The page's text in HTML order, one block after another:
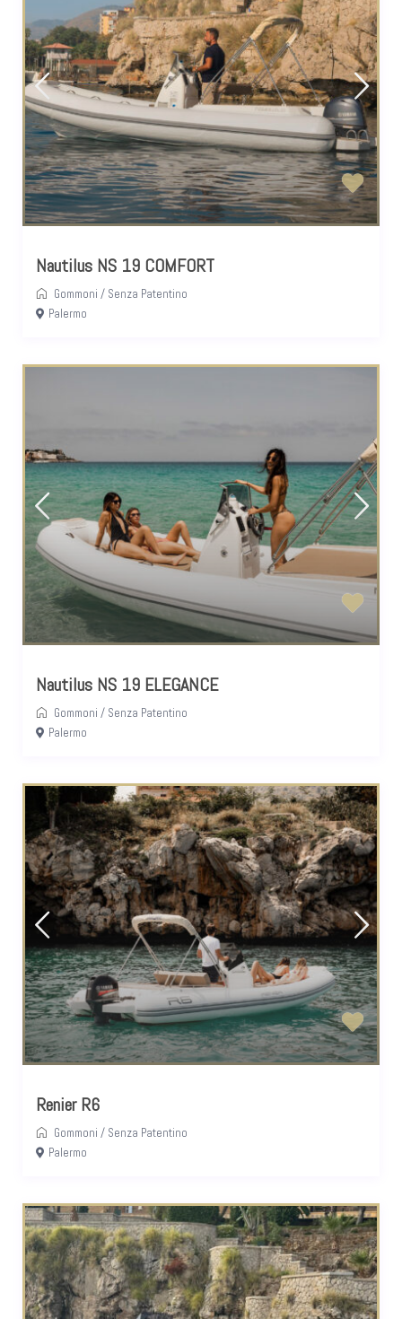
Nautilus NS 19 COMFORT
Gommoni / Senza Patentino
Palermo
Nautilus NS 19 ELEGANCE
Gommoni / Senza Patentino
Palermo
Renier R6
Gommoni / Senza Patentino
Palermo